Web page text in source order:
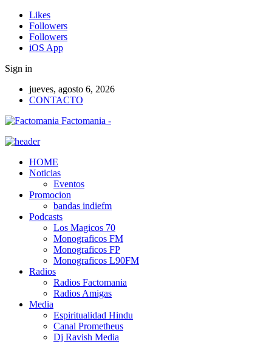
Likes
Followers
Followers
iOS App
Sign in
jueves, agosto 6, 2026
CONTACTO
Factomania -
HOME
Noticias
Eventos
Promocion
bandas indiefm
Podcasts
Los Magicos 70
Monograficos FM
Monograficos FP
Monograficos L90FM
Radios
Radios Factomania
Radios Amigas
Media
Espiritualidad Hindu
Canal Prometheus
Dj Ravish Media